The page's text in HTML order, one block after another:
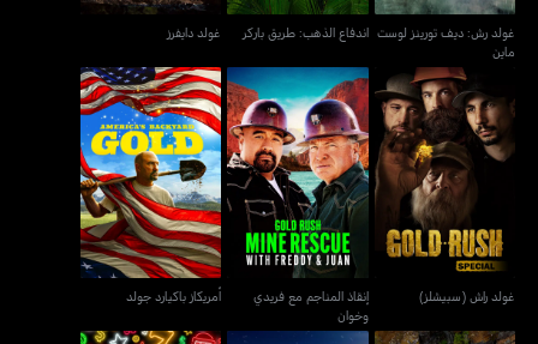
غولد رش: ديف تورينز لوست
ماين
اندفاع الذهب: طريق باركر غولد دايفرز
غولد راش (سبيشلز)
غولد راش (سبيشلز)
إنقاذ المناجم مع فريدي
وخوان
إنقاذ المناجم مع فريدي
وخوان
أمريكاز باكيارد جولد
أمريكاز باكيارد جولد